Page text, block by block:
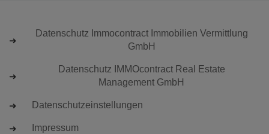
Datenschutz Immocontract Immobilien Vermittlung
GmbH
Datenschutz IMMOcontract Real Estate
Management GmbH
Datenschutzeinstellungen
Impressum